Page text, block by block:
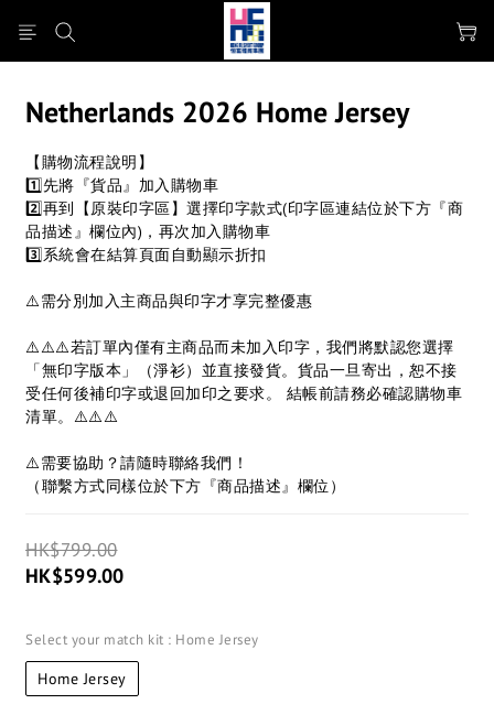
Netherlands 2026 Home Jersey
【購物流程說明】
1️⃣先將『貨品』加入購物車
2️⃣再到【原裝印字區】選擇印字款式(印字區連結位於下方『商
品描述』欄位內)，再次加入購物車
3️⃣系統會在結算頁面自動顯示折扣
⚠️需分別加入主商品與印字才享完整優惠
⚠️⚠️⚠️若訂單內僅有主商品而未加入印字，我們將默認您選擇
「無印字版本」（淨衫）並直接發貨。貨品一旦寄出，恕不接
受任何後補印字或退回加印之要求。 結帳前請務必確認購物車
清單。⚠️⚠️⚠️
⚠️需要協助？請隨時聯絡我們！
（聯繫方式同樣位於下方『商品描述』欄位）
HK$799.00
HK$599.00
Select your match kit : Home Jersey
Home Jersey